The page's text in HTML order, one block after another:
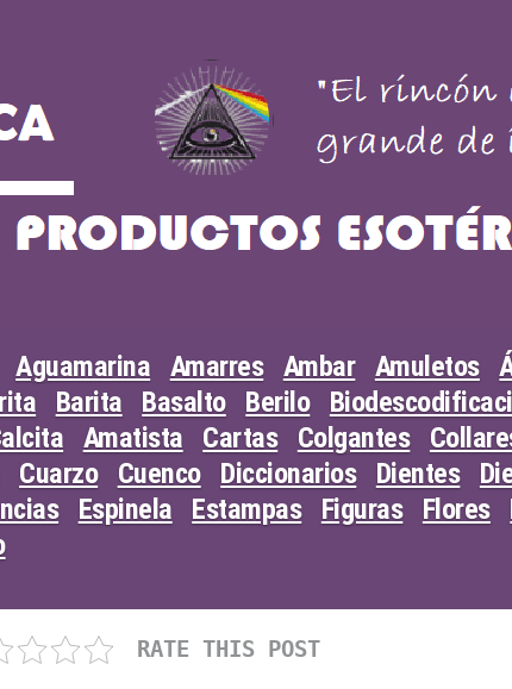
Aguamarina Amarres Ambar Amuletos
Barita Basalto Berilo
Amatista Cartas Colgantes
Cuarzo Cuenco Diccionarios Dientes
Espinela Estampas Figuras Flores
RATE THIS POST